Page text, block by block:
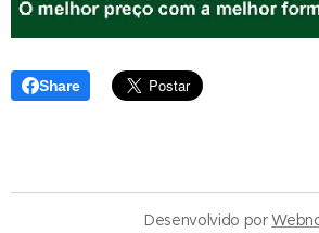
Share
Desenvolvido por